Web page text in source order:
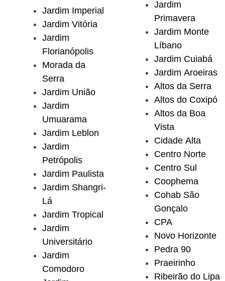
Jardim Imperial
Jardim Vitória
Jardim
Florianópolis
Morada da
Serra
Jardim União
Jardim
Umuarama
Jardim Leblon
Jardim
Petrópolis
Jardim Paulista
Jardim Shangri-
Lá
Jardim Tropical
Jardim
Universitário
Jardim
Comodoro
Jardim
Primavera
Jardim Monte
Líbano
Jardim Cuiabá
Jardim Aroeiras
Altos da Serra
Altos do Coxipó
Altos da Boa
Vista
Cidade Alta
Centro Norte
Centro Sul
Coophema
Cohab São
Gonçalo
CPA
Novo Horizonte
Pedra 90
Praeirinho
Ribeirão do Lipa